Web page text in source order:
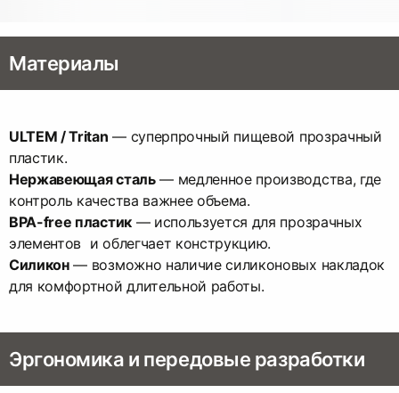
Материалы
ULTEM / Tritan — суперпрочный пищевой прозрачный
Нержавеющая сталь— медленное производства, где
BPA-free пластик— используется для прозрачных
Силикон— возможно наличие силиконовых накладок
для комфортной длительной работы.
Эргономика и передовые разработки